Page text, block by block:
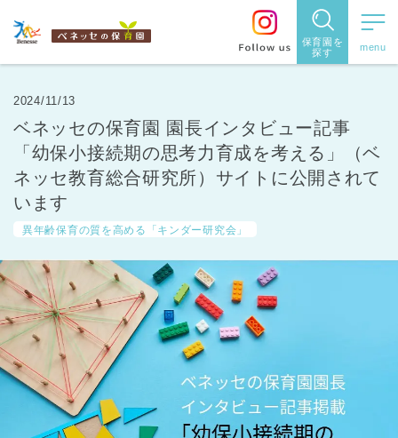
保育園を
探す
保育園を探す
住所・駅
名から探
都道府県
から探す
東京都
東京都 全域
2024/11/13
ベネッセの保育園 園長インタビュー記事
「幼保小接続期の思考力育成を考える」（ベ
ネッセ教育総合研究所）サイトに公開されて
います
異年齢保育の質を高める「キンダー研究会」